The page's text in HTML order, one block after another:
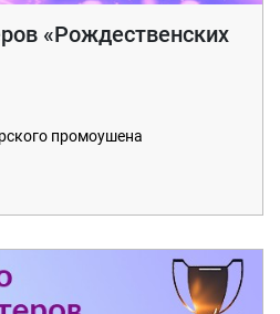
«Рождественских
промоушена